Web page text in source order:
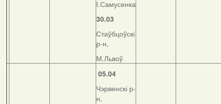
І.Самусенка
30.03
Стаўбцоўскі
р-н,
М.Львоў
05.04
Чэрвенскі р-
н,